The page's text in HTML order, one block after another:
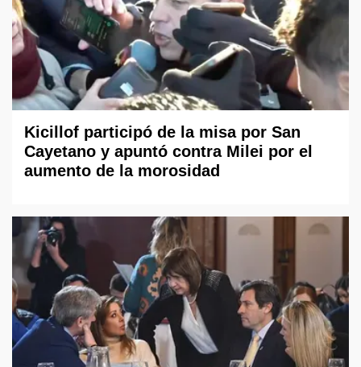
Kicillof participó de la misa por San
Cayetano y apuntó contra Milei por el
aumento de la morosidad